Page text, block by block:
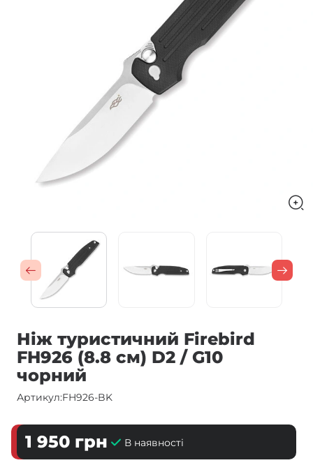
Ніж туристичний Firebird
FH926 (8.8 см) D2 / G10
чорний
Артикул:FH926-BK
1 950 грн В наявності